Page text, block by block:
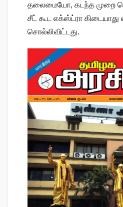
தலைமையோ, கடந்த முறை
சீட் கூட எக்ஸ்ட்ரா
சொல்லிவிட்டது.